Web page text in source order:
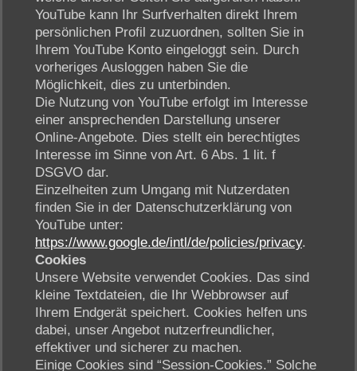
YouTube kann Ihr Surfverhalten direkt Ihrem
persönlichen Profil zuzuordnen, sollten Sie in
Ihrem YouTube Konto eingeloggt sein. Durch
vorheriges Ausloggen haben Sie die
Möglichkeit, dies zu unterbinden.
Die Nutzung von YouTube erfolgt im Interesse
einer ansprechenden Darstellung unserer
Online-Angebote. Dies stellt ein berechtigtes
Interesse im Sinne von Art. 6 Abs. 1 lit. f
DSGVO dar.
Einzelheiten zum Umgang mit Nutzerdaten
finden Sie in der Datenschutzerklärung von
YouTube unter:
https://www.google.de/intl/de/policies/privacy.
Cookies
Unsere Website verwendet Cookies. Das sind
kleine Textdateien, die Ihr Webbrowser auf
Ihrem Endgerät speichert. Cookies helfen uns
dabei, unser Angebot nutzerfreundlicher,
effektiver und sicherer zu machen.
Einige Cookies sind “Session-Cookies.” Solche